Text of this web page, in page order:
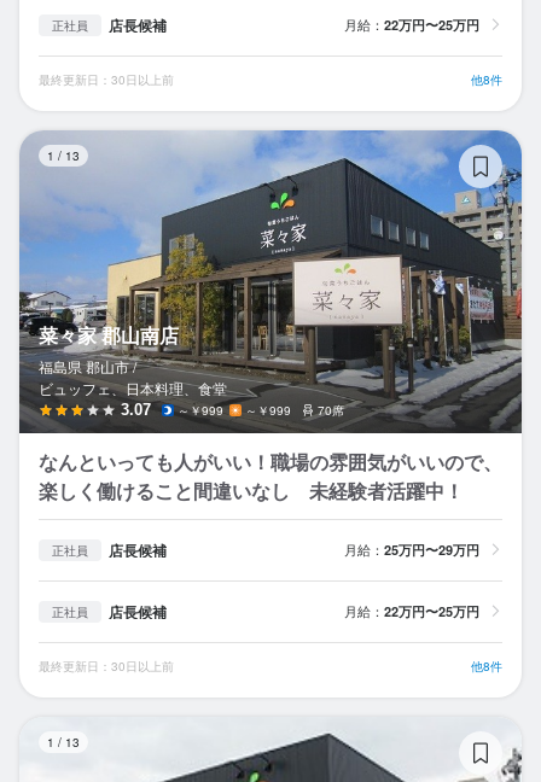
正社員 店長候補 月給： 22万円〜25万円
最終更新日：30日以上前 他8件
1 / 13
菜々家 郡山南店
福島県 郡山市 /
ビュッフェ、日本料理、食堂
3.07 ～￥999 ～￥999 70席
なんといっても人がいい！職場の雰囲気がいいので、
楽しく働けること間違いなし 未経験者活躍中！
正社員 店長候補 月給： 25万円〜29万円
正社員 店長候補 月給： 22万円〜25万円
最終更新日：30日以上前 他8件
1 / 13